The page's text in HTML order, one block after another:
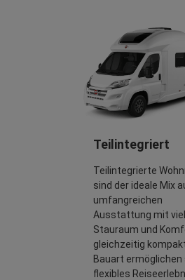
Teilintegriert
Teilintegrierte
sind der ideale Mix
umfangreichen
Ausstattung mit viel
Stauraum und
gleichzeitig
Bauart ermöglichen
flexibles